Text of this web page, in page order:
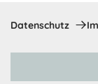
Datenschutz
Diese